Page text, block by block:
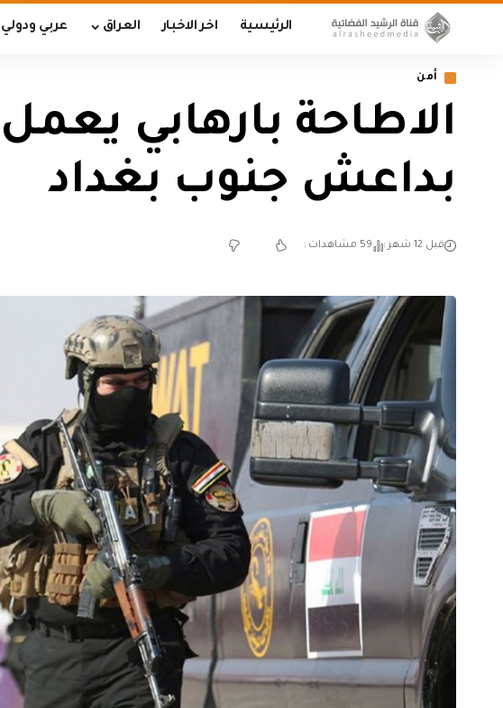
الرئيسية اخر الاخبار العراق عربي ودولي
أمن
الاطاحة بارهابي
بداعش جنوب بغداد
قبل 12 شهر 59 مشاهدات